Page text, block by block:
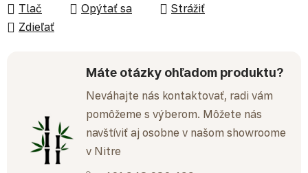
Tlač Opýtať sa
Strážiť
Zdieľať
Máte otázky ohľadom produktu?
Neváhajte nás kontaktovať, radi vám
pomôžeme s výberom. Môžete nás
navštíviť aj osobne v našom showroome
v Nitre